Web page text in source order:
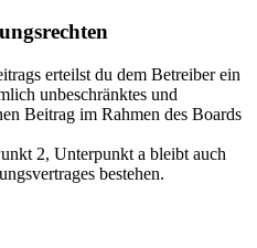
erteilst du dem Betreiber ein
unbeschränktes und
Beitrag im Rahmen des Boards
2, Unterpunkt a bleibt auch
bestehen.